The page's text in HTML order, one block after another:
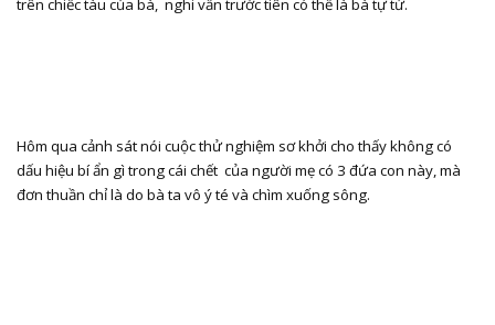
trên chiếc tàu của bà, nghi vấn trước tiên có thể là bà tự tử.
Hôm qua cảnh sát nói cuộc thử nghiệm sơ khởi cho thấy không có
dấu hiệu bí ẩn gì trong cái chết của người mẹ có 3 đứa con này, mà
đơn thuần chỉ là do bà ta vô ý té và chìm xuống sông.